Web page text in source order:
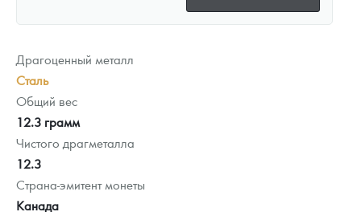
Драгоценный металл
Сталь
Общий вес
12.3 грамм
Чистого драгметалла
12.3
Страна-эмитент монеты
Канада